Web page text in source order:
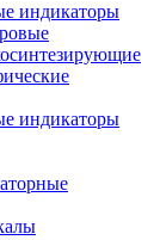
индикаторы
индикаторы